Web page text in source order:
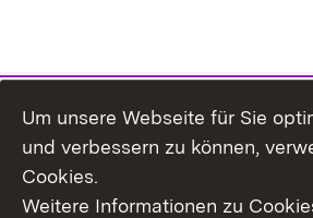
Um unsere Webseite für Sie
und verbessern zu können,
Cookies.
Weitere Informationen zu